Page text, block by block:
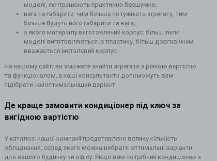
моделі, які працюють практично безшумно;
вага та габарити: чим більша потужність агрегату, тим
більше будуть його габарити та вага;
з якого матеріалу виготовлений корпус: більш легкі
моделі виготовляються із пластику, більш довговічним
вважається металевий корпус.
На нашому сайті ви зможете знайти агрегати з різною вартістю
та функціоналом, а наші консультанти допоможуть вам
підібрати найоптимальніший варіант.
Де краще замовити кондиціонер під ключ за
вигідною вартістю
У каталозі нашої компанії представлено велику кількість
обладнання, серед якого можна вибрати оптимальні варіанти
для вашого будинку чи офісу. Якщо вам потрібний кондиціонер з